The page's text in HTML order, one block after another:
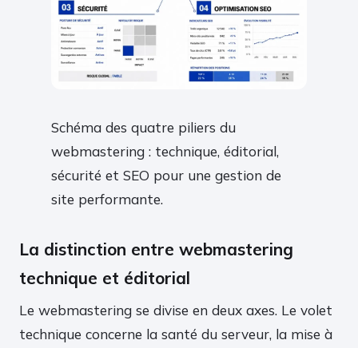
Schéma des quatre piliers du
webmastering : technique, éditorial,
sécurité et SEO pour une gestion de
site performante.
La distinction entre webmastering
technique et éditorial
Le webmastering se divise en deux axes. Le volet
technique concerne la santé du serveur, la mise à